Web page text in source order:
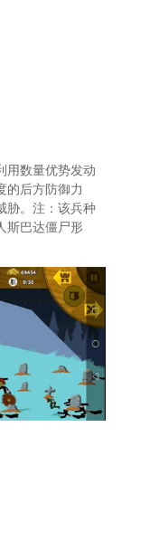
用数量优势发动
的后方防御力
胁。注：该兵种
斯巴达僵尸形